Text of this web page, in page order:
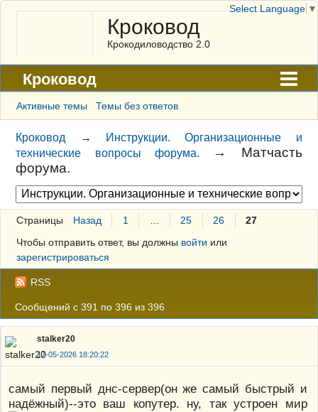
Кроковод
Крокодиловодство 2.0
Кроковод
Форум
Архив
ГАЛЕРЕЯ
Правила
Поиск
Регистрация
Вход
Активные темы Темы без ответов
Кроковод →
Инструкции. Организационные и
технические вопросы форума.
→ Матчасть
форума.
Страницы Назад 1 25 26
27
Чтобы отправить ответ, вы должны войти или
зарегистрироваться
RSS
Сообщений с 391 по 396 из 396
stalker20
17-05-2026 18:20:22
самый первый днс-сервер(он же самый быстрый и
надёжный)--это ваш копутер. ну, так устроен мир
Select Language ▼